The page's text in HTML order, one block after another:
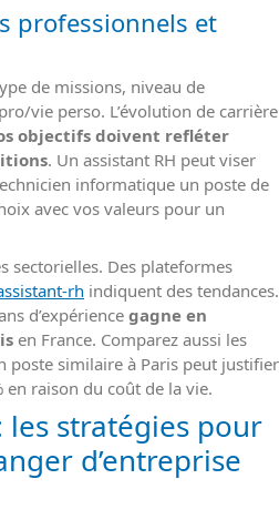
professionnels et
de missions, niveau de
vie perso. L’évolution de carrière
objectifs doivent refléter
. Un assistant RH peut viser
informatique un poste de
avec vos valeurs pour un
sectorielles. Des plateformes
rh indiquent des tendances.
d’expérience gagne en
en France. Comparez aussi les
poste similaire à Paris peut justifier
raison du coût de la vie.
stratégies pour
d’entreprise